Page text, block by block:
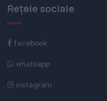
Rețele sociale
facebook
whatsapp
instagram